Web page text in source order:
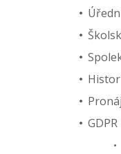
GDPR